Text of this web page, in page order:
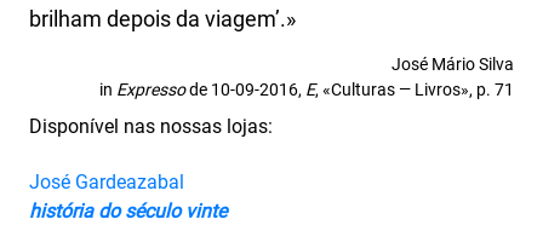
brilham depois da viagem’.»
José Mário Silva
in Expressode 10-09-2016, E, «Culturas — Livros», p. 71
Disponível nas nossas lojas:
José Gardeazabal
história do século vinte